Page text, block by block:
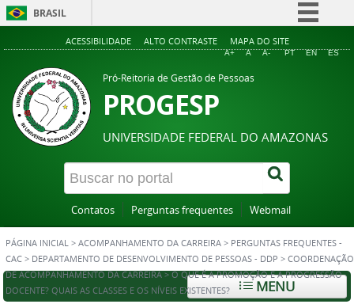
BRASIL
Simplifique!
Acesso à informação
Legislação
Canais
ACESSIBILIDADE ALTO CONTRASTE MAPA DO SITE
A+ A A- PT EN ES
Pró-Reitoria de Gestão de Pessoas
PROGESP
UNIVERSIDADE FEDERAL DO AMAZONAS
Contatos Perguntas frequentes Webmail
PÁGINA INICIAL > ACOMPANHAMENTO DA CARREIRA > PERGUNTAS FREQUENTES -
CAC > DEPARTAMENTO DE DESENVOLVIMENTO DE PESSOAS - DDP > COORDENAÇÃO
DE ACOMPANHAMENTO DA CARREIRA > O QUE É A PROMOÇÃO E A PROGRESSÃO
DOCENTE? QUAIS AS CLASSES E OS NÍVEIS EXISTENTES?
MENU